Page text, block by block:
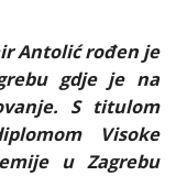
Antolić rođen je
gdje je na
S titulom
Visoke
u Zagrebu